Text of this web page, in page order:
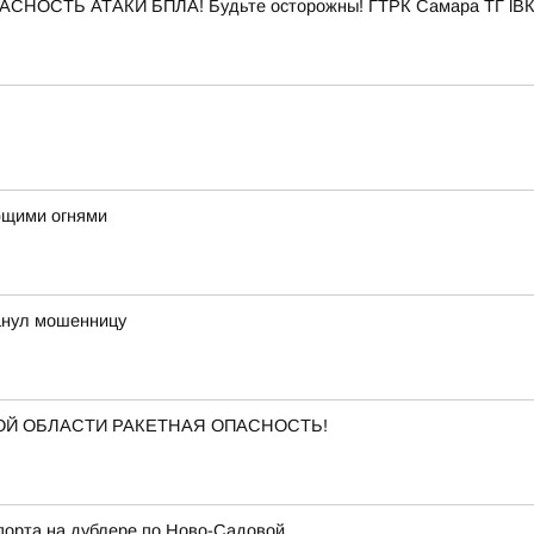
АТАКИ БПЛА! Будьте осторожны! ГТРК Самара ТГ
огнями
мошенницу
ОБЛАСТИ РАКЕТНАЯ ОПАСНОСТЬ!